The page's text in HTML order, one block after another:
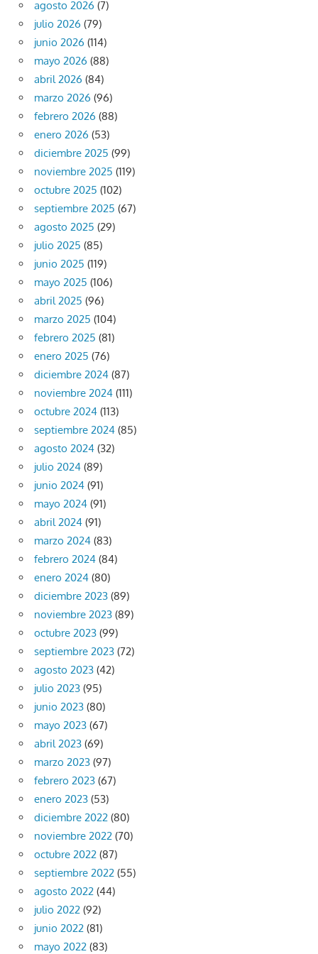
agosto 2026 (7)
julio 2026 (79)
junio 2026 (114)
mayo 2026 (88)
abril 2026 (84)
marzo 2026 (96)
febrero 2026 (88)
enero 2026 (53)
diciembre 2025 (99)
noviembre 2025 (119)
octubre 2025 (102)
septiembre 2025 (67)
agosto 2025 (29)
julio 2025 (85)
junio 2025 (119)
mayo 2025 (106)
abril 2025 (96)
marzo 2025 (104)
febrero 2025 (81)
enero 2025 (76)
diciembre 2024 (87)
noviembre 2024 (111)
octubre 2024 (113)
septiembre 2024 (85)
agosto 2024 (32)
julio 2024 (89)
junio 2024 (91)
mayo 2024 (91)
abril 2024 (91)
marzo 2024 (83)
febrero 2024 (84)
enero 2024 (80)
diciembre 2023 (89)
noviembre 2023 (89)
octubre 2023 (99)
septiembre 2023 (72)
agosto 2023 (42)
julio 2023 (95)
junio 2023 (80)
mayo 2023 (67)
abril 2023 (69)
marzo 2023 (97)
febrero 2023 (67)
enero 2023 (53)
diciembre 2022 (80)
noviembre 2022 (70)
octubre 2022 (87)
septiembre 2022 (55)
agosto 2022 (44)
julio 2022 (92)
junio 2022 (81)
mayo 2022 (83)